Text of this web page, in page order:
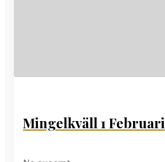
Mingelkväll 1 Februari